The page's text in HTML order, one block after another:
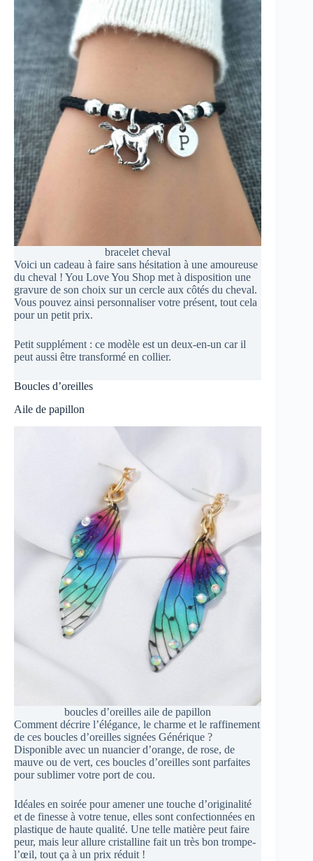
bracelet cheval
Voici un cadeau à faire sans hésitation à une amoureuse
du cheval ! You Love You Shop met à disposition une
gravure de son choix sur un cercle aux côtés du cheval.
Vous pouvez ainsi personnaliser votre présent, tout cela
pour un petit prix.
Petit supplément : ce modèle est un deux-en-un car il
peut aussi être transformé en collier.
Boucles d’oreilles
Aile de papillon
boucles d’oreilles aile de papillon
Comment décrire l’élégance, le charme et le raffinement
de ces boucles d’oreilles signées Générique ?
Disponible avec un nuancier d’orange, de rose, de
mauve ou de vert, ces boucles d’oreilles sont parfaites
pour sublimer votre port de cou.
Idéales en soirée pour amener une touche d’originalité
et de finesse à votre tenue, elles sont confectionnées en
plastique de haute qualité. Une telle matière peut faire
peur, mais leur allure cristalline fait un très bon trompe-
l’œil, tout ça à un prix réduit !